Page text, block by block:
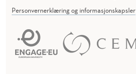
Personvernerklæring og informasjonskapsler